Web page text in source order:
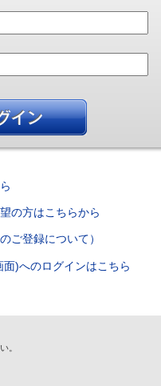
の方はこちらから
ご登録について）
)へのログインはこちら
。